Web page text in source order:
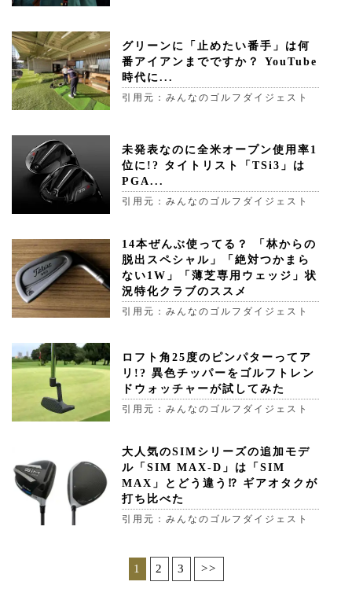
引用元：みんなのゴルフダイジェスト
グリーンに「止めたい番手」は何
番アイアンまでですか？ YouTube
時代に...
引用元：みんなのゴルフダイジェスト
未発表なのに全米オープン使用率1
位に!? タイトリスト「TSi3」は
PGA...
引用元：みんなのゴルフダイジェスト
14本ぜんぶ使ってる？ 「林からの
脱出スペシャル」「絶対つかまら
ない1W」「薄芝専用ウェッジ」状
況特化クラブのススメ
引用元：みんなのゴルフダイジェスト
ロフト角25度のピンパターってア
リ!? 異色チッパーをゴルフトレン
ドウォッチャーが試してみた
引用元：みんなのゴルフダイジェスト
大人気のSIMシリーズの追加モデ
ル「SIM MAX-D」は「SIM
MAX」とどう違う⁉ ギアオタクが
打ち比べた
1 2 3 >>